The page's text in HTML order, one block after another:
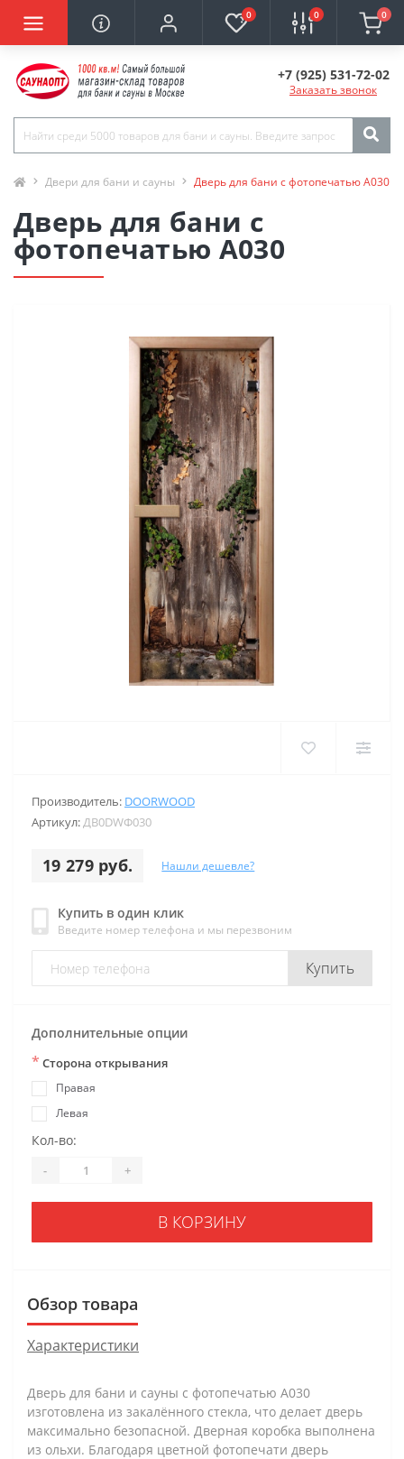
0 0 0
+7 (925) 531-72-02
Заказать звонок
Двери для бани и сауны Дверь для бани с фотопечатью А030
Дверь для бани с
фотопечатью А030
Производитель: DOORWOOD
Артикул:ДB0DWФ030
19 279 руб. Нашли дешевле?
Купить в один клик
Введите номер телефона и мы перезвоним
Купить
Дополнительные опции
* Сторона открывания
Правая
Левая
Кол-во:
- +
В КОРЗИНУ
Обзор товара
Характеристики
Дверь для бани и сауны с фотопечатью А030
изготовлена из закалённого стекла, что делает дверь
максимально безопасной. Дверная коробка выполнена
из ольхи. Благодаря цветной фотопечати дверь